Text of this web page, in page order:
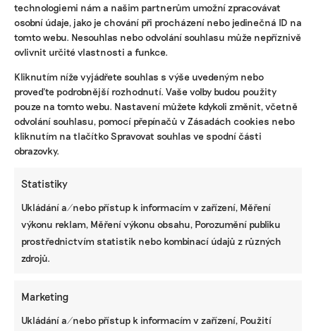
technologiemi nám a našim partnerům umožní zpracovávat
osobní údaje, jako je chování při procházení nebo jedinečná ID na
tomto webu. Nesouhlas nebo odvolání souhlasu může nepříznivě
ovlivnit určité vlastnosti a funkce.
Kliknutím níže vyjádřete souhlas s výše uvedeným nebo
proveďte podrobnější rozhodnutí. Vaše volby budou použity
pouze na tomto webu. Nastavení můžete kdykoli změnit, včetně
odvolání souhlasu, pomocí přepínačů v Zásadách cookies nebo
kliknutím na tlačítko Spravovat souhlas ve spodní části
obrazovky.
Statistiky
Ukládání a/nebo přístup k informacím v zařízení, Měření
výkonu reklam, Měření výkonu obsahu, Porozumění publiku
prostřednictvím statistik nebo kombinací údajů z různých
zdrojů.
Marketing
Ukládání a/nebo přístup k informacím v zařízení, Použití
KOMERČNÍ SDĚLENÍ
Udržitelnost, umění i komunitní sdílení.
Festival Týká se to také tebe v Uherském
Hradišti startuje tento týden
telefon a co dělají operátoři, abychom se
dovolali i v extrémním počasí